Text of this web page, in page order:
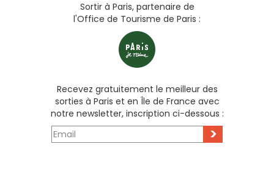
Sortir à Paris, partenaire de
l'Office de Tourisme de Paris :
Recevez gratuitement le meilleur des
sorties à Paris et en Île de France avec
notre newsletter, inscription ci-dessous :
>